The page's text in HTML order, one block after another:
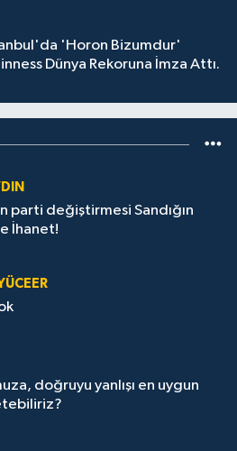
'Horon Bizumdur'
Dünya Rekoruna İmza Attı.
parti değiştirmesi Sandığın
İhanet!
doğruyu yanlışı en uygun